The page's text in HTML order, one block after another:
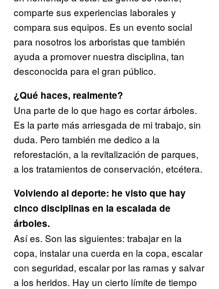
comparte sus experiencias laborales y
compara sus equipos. Es un evento social
para nosotros los arboristas que también
ayuda a promover nuestra disciplina, tan
desconocida para el gran público.
¿Qué haces, realmente?
Una parte de lo que hago es cortar árboles.
Es la parte más arriesgada de mi trabajo, sin
duda. Pero también me dedico a la
reforestación, a la revitalización de parques,
a los tratamientos de conservación, etcétera.
Volviendo al deporte: he visto que hay
cinco disciplinas en la escalada de
árboles.
Así es. Son las siguientes: trabajar en la
copa, instalar una cuerda en la copa, escalar
con seguridad, escalar por las ramas y salvar
a los heridos. Hay un cierto límite de tiempo